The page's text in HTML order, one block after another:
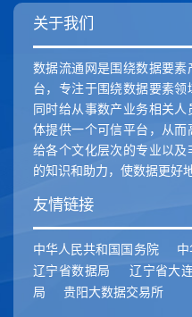
关于我们
数据流通网是围绕数据要
台，专注于围绕数据要素领
同时给从事数产业务相关
体提供一个可信平台，从而
给各个文化层次的专业以
的知识和助力，使数据更好
友情链接
中华人民共和国国务院
辽宁省数据局
辽宁省大
局
贵阳大数据交易所